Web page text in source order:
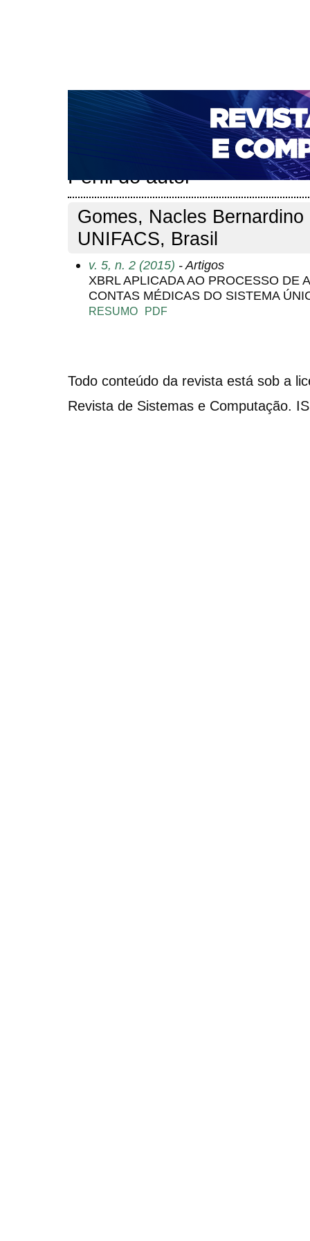
CAPA SOBRE ACESSO CADASTRO
NOTÍCIAS
PORTAL DE REVISTAS DA UNIFACS
PARA AVALIADORES
NOVA SUBMISSÃO
Perfil do autor
Gomes, Nacles Bernardino
UNIFACS, Brasil
v. 5, n. 2 (2015) - Artigos
XBRL APLICADA AO PROCESSO DE
CONTAS MÉDICAS DO SISTEMA
RESUMO PDF
Todo conteúdo da revista está sob a
Revista de Sistemas e Computação.